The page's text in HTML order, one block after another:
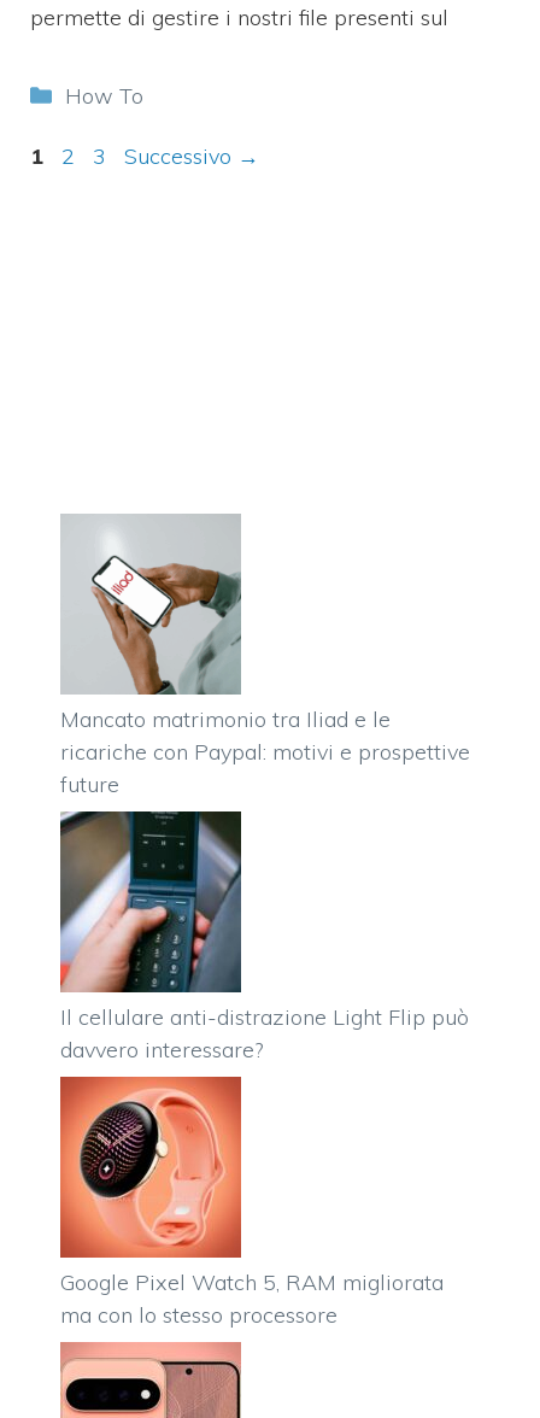
permette di gestire i nostri file presenti sul
Categorie
How To
Pagina
1 Pagina
2 Pagina
3 Successivo →
Mancato matrimonio tra Iliad e le
ricariche con Paypal: motivi e prospettive
future
Il cellulare anti-distrazione Light Flip può
davvero interessare?
Google Pixel Watch 5, RAM migliorata
ma con lo stesso processore